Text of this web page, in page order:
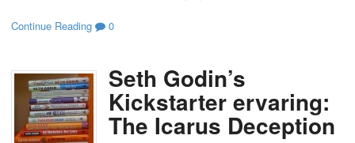
Continue Reading 0
Seth Godin’s
Kickstarter ervaring:
The Icarus Deception